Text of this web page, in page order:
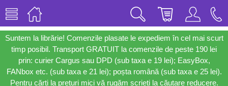
Suntem la librărie! Comenzile plasate le expediem în cel mai scurt
timp posibil. Transport GRATUIT la comenzile de peste 190 lei
prin: curier Cargus sau DPD (sub taxa e 19 lei); EasyBox,
FANbox etc. (sub taxa e 21 lei); poșta română (sub taxa e 25 lei).
Pentru cărți la prețuri mici vă rugăm scrieți la căutare reducere.